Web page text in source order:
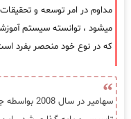
مداوم در امر توسعه و تحقیقات
میشود ، توانسته سیستم
که در نوع خود منحصر بفرد
سهامیر در